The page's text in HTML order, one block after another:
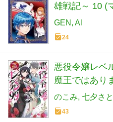
雄戦記～ 10 (
Beat'sシリーズ)
GEN Al
24
悪役令嬢レベ
魔王ではあり
COMICS)
のこみ 七夕さ
43